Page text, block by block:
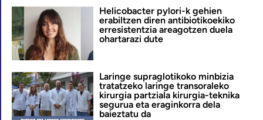
Helicobacter pylori-k gehien
erabiltzen diren antibiotikoekiko
erresistentzia areagotzen duela
ohartarazi dute
Laringe supraglotikoko minbizia
tratatzeko laringe transoraleko
kirurgia partziala kirurgia-teknika
segurua eta eraginkorra dela
baieztatu da